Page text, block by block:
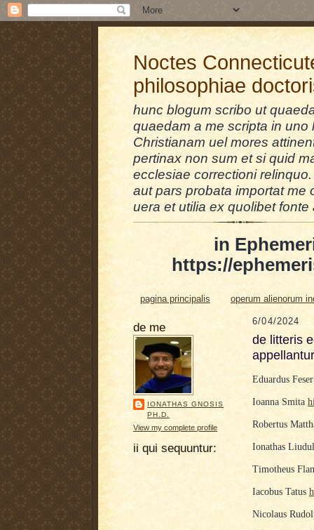
Noctes
philosophiae
hunc blogum scribo ut
quaedam a me scripta in
Christianam uel mores
pertinax non sum et si quid
ecclesiae correctioni
aut pars probata importat me
uera et utilia ex quolibet fonte
in
https://
pagina principalis operum alienorum
de me
IONATHAS GNOSIS
PH.D.
View my complete profile
ii qui sequuntur:
6/04/2024
de litteris
appellantur
Eduardus
Ioanna Smita
Robertus
Ionathas
Timotheus
Iacobus Tatus
Nicolaus